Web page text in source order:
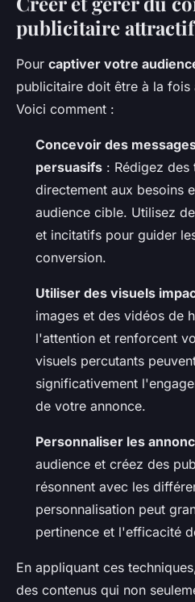
publicitaire
Pour captiver votre
publicitaire doit être à la fois
Voici comment :
Concevoir des
persuasifs : Rédigez
directement aux besoins
audience cible. Utilisez
et incitatifs pour guider
conversion.
Utiliser des visuels
images et des vidéos de
l'attention et renforcent
visuels percutants
significativement
de votre annonce.
Personnaliser les
audience et créez des
résonnent avec les
personnalisation peut
pertinence et l'efficacité
En appliquant ces
des contenus qui non